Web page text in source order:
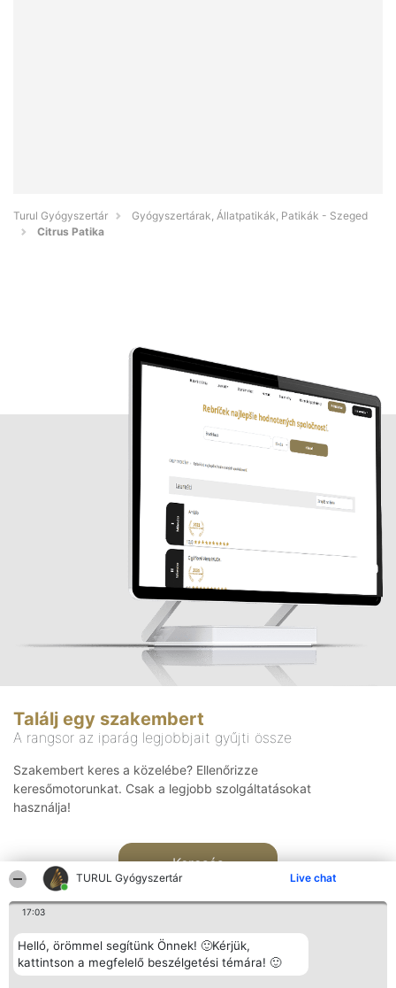
TURUL Gyógyszertár Live chat
17:03
Helló, örömmel segítünk Önnek! 🙂Kérjük,
kattintson a megfelelő beszélgetési témára! 🙂
Turul Gyógyszertár
Gyógyszertárak, Állatpatikák, Patikák - Szeged
Citrus Patika
Találj egy szakembert
A rangsor az iparág legjobbjait gyűjti össze
Szakembert keres a közelébe? Ellenőrizze
keresőmotorunkat. Csak a legjobb szolgáltatásokat
használja!
Keresés